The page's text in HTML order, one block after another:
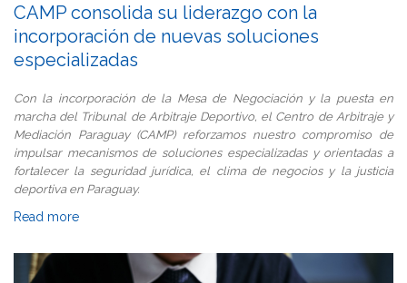
CAMP consolida su liderazgo con la
incorporación de nuevas soluciones
especializadas
Con la incorporación de la Mesa de Negociación y la puesta en
marcha del Tribunal de Arbitraje Deportivo, el Centro de Arbitraje y
Mediación Paraguay (CAMP) reforzamos nuestro compromiso de
impulsar mecanismos de soluciones especializadas y orientadas a
fortalecer la seguridad jurídica, el clima de negocios y la justicia
deportiva en Paraguay.
Read more